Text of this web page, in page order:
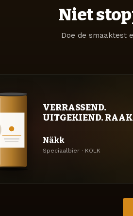
Niet
Doe de smaaktest
VERRASSEND.
UITGEKIEND.
Näkk
Speciaalbier · KOLK